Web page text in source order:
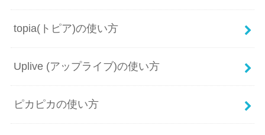
topia(トピア)の使い方
Uplive (アップライブ)の使い方
ピカピカの使い方